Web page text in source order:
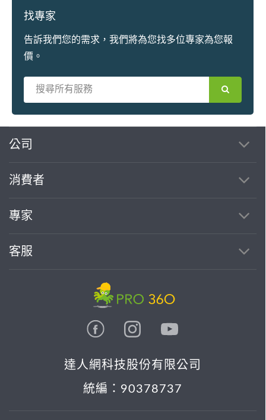
找專家
告訴我們您的需求，我們將為您找多位專家為您報
價。
公司
消費者
專家
客服
達人網科技股份有限公司
統編：90378737
繼續完成